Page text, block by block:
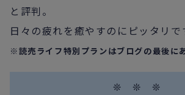
と評判。
日々の疲れを癒やすのにピッタリで
※読売ライフ特別プランはブログの最後に
❊ ❊ ❊